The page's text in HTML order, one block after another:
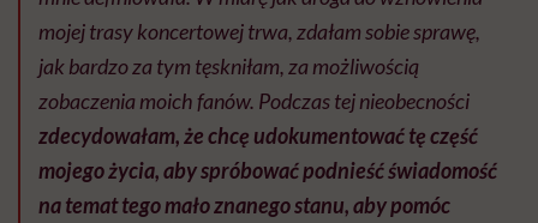
mojej trasy koncertowej trwa, zdałam sobie sprawę,
jak bardzo za tym tęskniłam, za możliwością
zobaczenia moich fanów. Podczas tej nieobecności
zdecydowałam, że chcę udokumentować tę część
mojego życia, aby spróbować podnieść świadomość
na temat tego mało znanego stanu, aby pomóc